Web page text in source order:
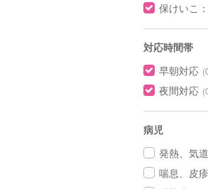
保けいこ
対応時間帯
早朝対応
夜間対応
病児
発熱、気
喘息、皮